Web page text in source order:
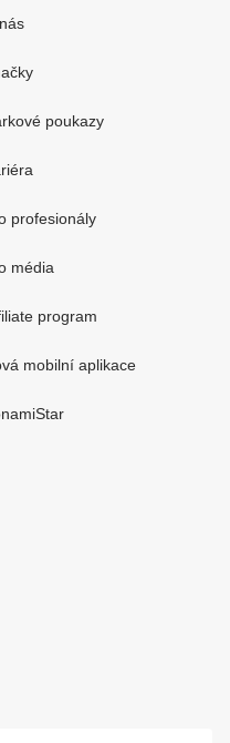
poukazy
profesionály
média
program
mobilní aplikace